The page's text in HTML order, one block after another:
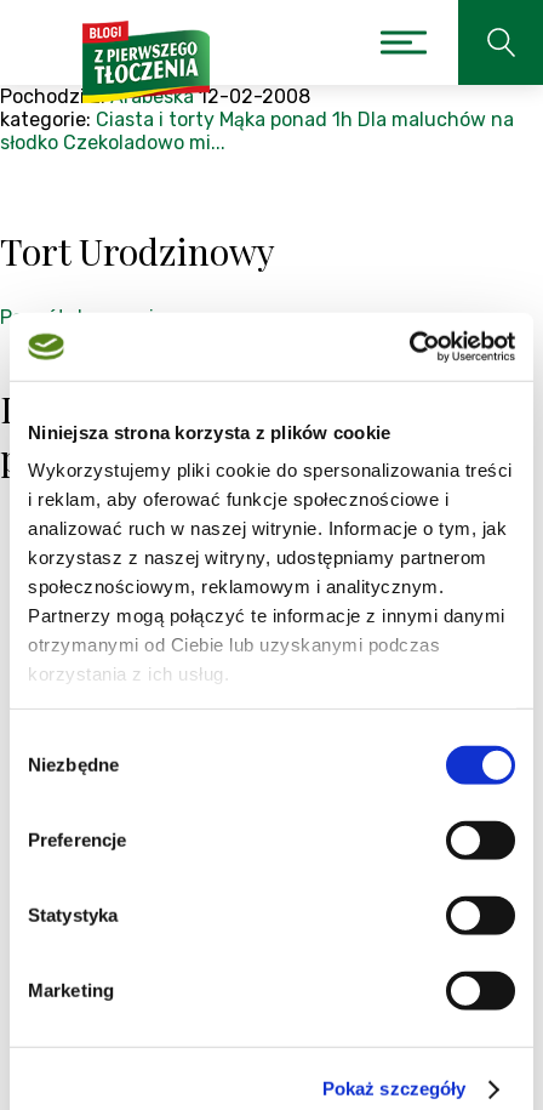
Niniejsza strona korzysta z plików cookie
Wykorzystujemy pliki cookie do spersonalizowania treści
i reklam, aby oferować funkcje społecznościowe i
analizować ruch w naszej witrynie. Informacje o tym, jak
korzystasz z naszej witryny, udostępniamy partnerom
społecznościowym, reklamowym i analitycznym.
Partnerzy mogą połączyć te informacje z innymi danymi
otrzymanymi od Ciebie lub uzyskanymi podczas
korzystania z ich usług.
zgody
Niezbędne
Preferencje
Statystyka
Marketing
Pokaż szczegóły
Pochodzi z:Arabeska 12-02-2008
kategorie: Ciasta i torty Mąka ponad 1h Dla maluchów na
słodko Czekoladowo mi...
Tort Urodzinowy
Powrót do przepisu
Listy, na których znajduje się
przepis (49)
8 9